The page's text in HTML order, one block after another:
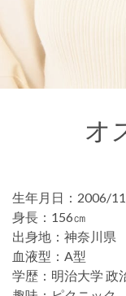
オ
生年月日： 2006/
身長： 156㎝
出身地： 神奈川県
血液型： A型
学歴： 明治大学 政